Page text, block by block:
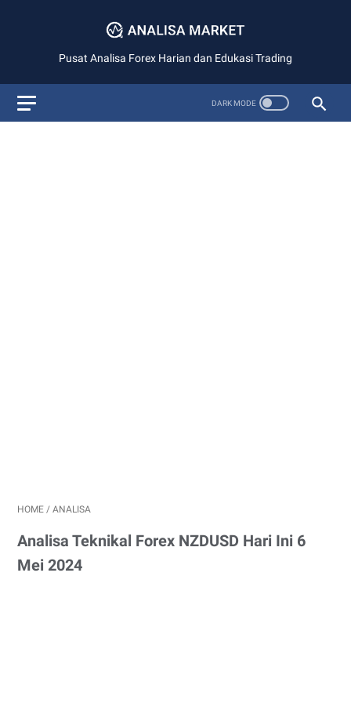
Pusat Analisa Forex Harian dan Edukasi Trading
HOME / ANALISA
Analisa Teknikal Forex NZDUSD Hari Ini 6
Mei 2024